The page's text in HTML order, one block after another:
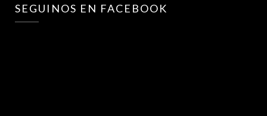
SEGUINOS EN FACEBOOK